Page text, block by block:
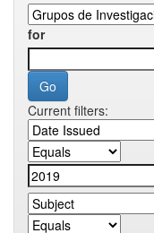
for
Current filters: